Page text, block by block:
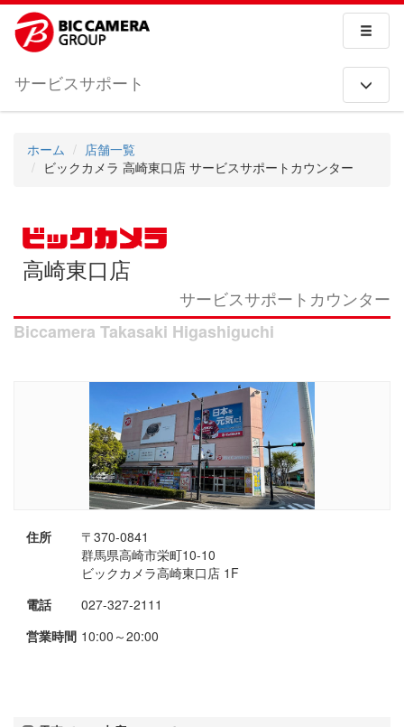
サービスサポート
ホーム
店舗一覧
ビックカメラ 高崎東口店 サービスサポートカウンター
高崎東口店
サービスサポートカウンター
Biccamera Takasaki Higashiguchi
住所
〒370-0841
群馬県高崎市栄町10-10
ビックカメラ高崎東口店 1F
電話
027-327-2111
営業時間 10:00～20:00